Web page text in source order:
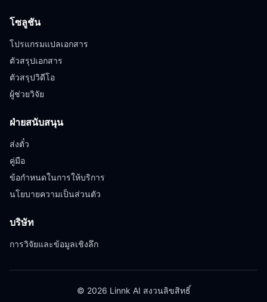
โซลูชัน
โปรแกรมแปลเอกสาร
ตัวสรุปเอกสาร
ตัวสรุปวิดีโอ
ผู้ช่วยวิจัย
ฝ่ายสนับสนุน
ส่งตั๋ว
คู่มือ
ข้อกำหนดในการให้บริการ
นโยบายความเป็นส่วนตัว
บริษัท
การวิจัยและข้อมูลเชิงลึก
© 2026 Linnk AI สงวนลิขสิทธิ์